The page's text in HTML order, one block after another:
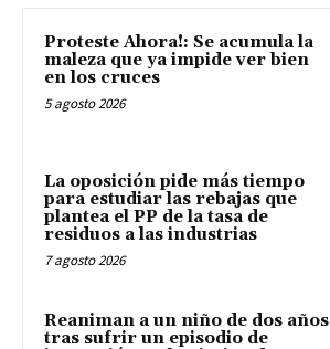
Proteste Ahora!: Se acumula la
maleza que ya impide ver bien
en los cruces
5 agosto 2026
La oposición pide más tiempo
para estudiar las rebajas que
plantea el PP de la tasa de
residuos a las industrias
7 agosto 2026
Reaniman a un niño de dos años
tras sufrir un episodio de